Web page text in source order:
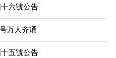
六號公告
万人齐诵
五號公告